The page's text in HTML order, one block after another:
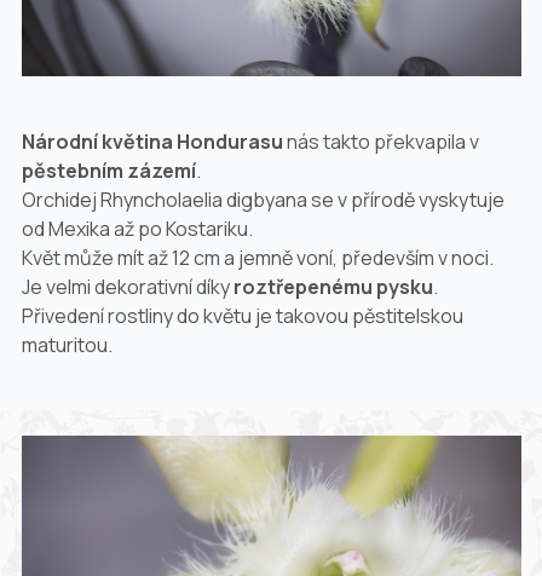
Národní květina Hondurasunás takto překvapila v
pěstebním zázemí.
OrchidejRhyncholaelia digbyanase v přírodě vyskytuje
od Mexika až po Kostariku.
Květ může mít až 12 cm a jemně voní, především v noci.
Je velmi dekorativní díkyroztřepenému pysku.
Přivedení rostliny do květu je takovou pěstitelskou
maturitou.